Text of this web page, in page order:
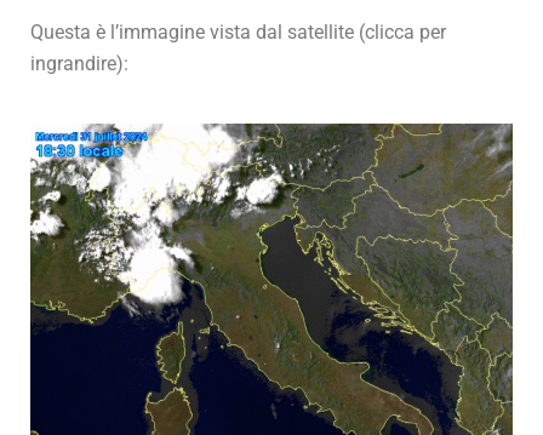
Questa è l’immagine vista dal satellite (clicca per
ingrandire):